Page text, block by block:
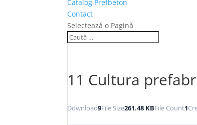
Catalog Prefbeton
Contact
Selectează o Pagină
11 Cultura
Download9File Size261.48 KBFile Count1